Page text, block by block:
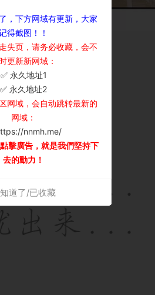
，下方网域有更新，大家
得截图！！
失页，请务必收藏，会不
更新新网域：
✅ 永久地址1
✅ 永久地址2
网域，会自动跳转最新的
网域：
nnmh.me/
擊廣告，就是我們堅持下
去的動力！
道了/已收藏